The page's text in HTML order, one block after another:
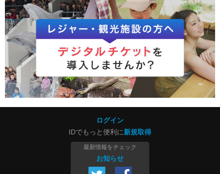
ログイン
IDでもっと便利に新規取得
最新情報をチェック
お知らせ